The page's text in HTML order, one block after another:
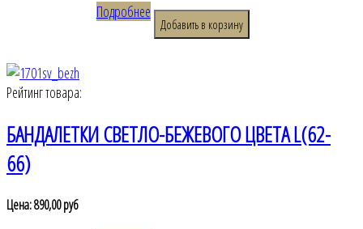
Подробнее
Рейтинг товара:
БАНДАЛЕТКИ СВЕТЛО-БЕЖЕВОГО ЦВЕТА L(62-
66)
Цена:890,00 руб